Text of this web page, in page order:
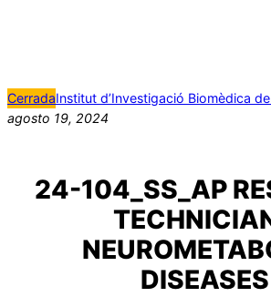
CerradaInstitut d’Investigació Biomèdica
agosto 19, 2024
24-104_SS_AP
DISEASES